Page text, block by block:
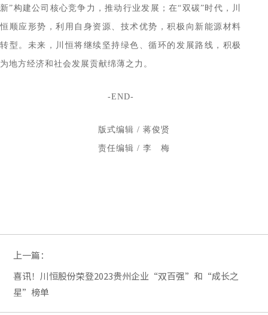
新”构建公司核心竞争力，推动行业发展；在“双碳”时代，川
恒顺应形势，利用自身资源、技术优势，积极向新能源材料
转型。未来，川恒将继续坚持绿色、循环的发展路线，积极
为地方经济和社会发展贡献绵薄之力。
-END-
版式编辑 / 蒋俊贤
责任编辑 / 李 梅
上一篇：
喜讯！川恒股份荣登2023贵州企业“双百强”和“成长之
星”榜单